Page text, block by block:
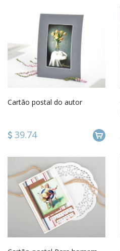
Cartão postal do autor
39.74